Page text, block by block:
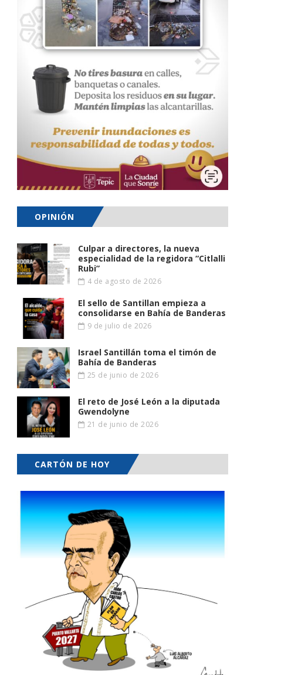
OPINIÓN
Culpar a directores, la nueva
especialidad de la regidora “Citlalli
Rubi”
4 de agosto de 2026
El sello de Santillan empieza a
consolidarse en Bahía de Banderas
9 de julio de 2026
Israel Santillán toma el timón de
Bahía de Banderas
25 de junio de 2026
El reto de José León a la diputada
Gwendolyne
21 de junio de 2026
CARTÓN DE HOY